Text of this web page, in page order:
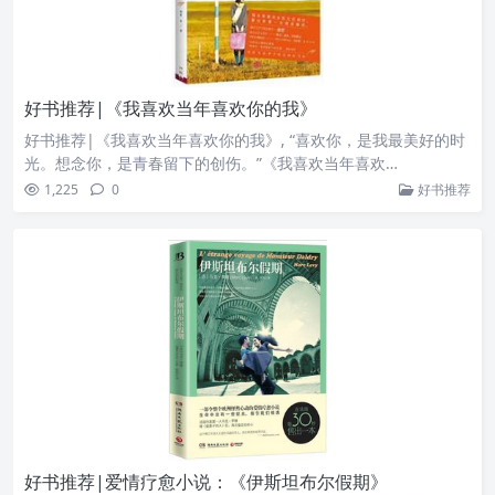
好书推荐|《我喜欢当年喜欢你的我》
好书推荐|《我喜欢当年喜欢你的我》, “喜欢你，是我最美好的时
光。想念你，是青春留下的创伤。”《我喜欢当年喜欢…
1,225 0 好书推荐
好书推荐|爱情疗愈小说：《伊斯坦布尔假期》